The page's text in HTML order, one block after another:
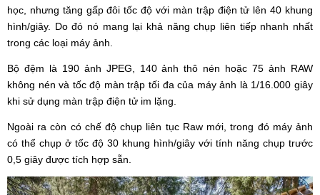
học, nhưng tăng gấp đôi tốc độ với màn trập điện tử lên 40 khung
hình/giây. Do đó nó mang lại khả năng chụp liên tiếp nhanh nhất
trong các loại máy ảnh.
Bộ đệm là 190 ảnh JPEG, 140 ảnh thô nén hoặc 75 ảnh RAW
không nén và tốc độ màn trập tối đa của máy ảnh là 1/16.000 giây
khi sử dụng màn trập điện tử im lặng.
Ngoài ra còn có chế độ chụp liên tục Raw mới, trong đó máy ảnh
có thể chụp ở tốc độ 30 khung hình/giây với tính năng chụp trước
0,5 giây được tích hợp sẵn.